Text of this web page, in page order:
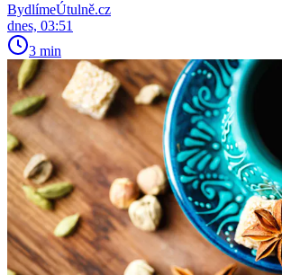
BydlímeÚtulně.cz
dnes, 03:51
3 min